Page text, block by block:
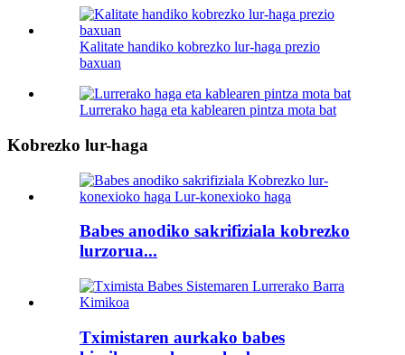
Kalitate handiko kobrezko lur-haga prezio
baxuan
Lurrerako haga eta kablearen pintza mota bat
Kobrezko lur-haga
Babes anodiko sakrifiziala kobrezko
lurzorua...
Tximistaren aurkako babes